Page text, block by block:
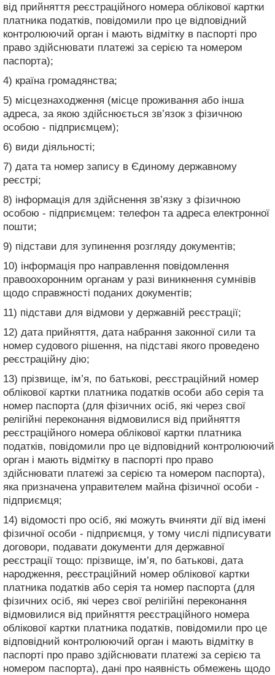
від прийняття реєстраційного номера облікової картки
платника податків, повідомили про це відповідний
контролюючий орган і мають відмітку в паспорті про
право здійснювати платежі за серією та номером
паспорта);
4) країна громадянства;
5) місцезнаходження (місце проживання або інша
адреса, за якою здійснюється зв’язок з фізичною
особою - підприємцем);
6) види діяльності;
7) дата та номер запису в Єдиному державному
реєстрі;
8) інформація для здійснення зв’язку з фізичною
особою - підприємцем: телефон та адреса електронної
пошти;
9) підстави для зупинення розгляду документів;
10) інформація про направлення повідомлення
правоохоронним органам у разі виникнення сумнівів
щодо справжності поданих документів;
11) підстави для відмови у державній реєстрації;
12) дата прийняття, дата набрання законної сили та
номер судового рішення, на підставі якого проведено
реєстраційну дію;
13) прізвище, ім’я, по батькові, реєстраційний номер
облікової картки платника податків особи або серія та
номер паспорта (для фізичних осіб, які через свої
релігійні переконання відмовилися від прийняття
реєстраційного номера облікової картки платника
податків, повідомили про це відповідний контролюючий
орган і мають відмітку в паспорті про право
здійснювати платежі за серією та номером паспорта),
яка призначена управителем майна фізичної особи -
підприємця;
14) відомості про осіб, які можуть вчиняти дії від імені
фізичної особи - підприємця, у тому числі підписувати
договори, подавати документи для державної
реєстрації тощо: прізвище, ім’я, по батькові, дата
народження, реєстраційний номер облікової картки
платника податків або серія та номер паспорта (для
фізичних осіб, які через свої релігійні переконання
відмовилися від прийняття реєстраційного номера
облікової картки платника податків, повідомили про це
відповідний контролюючий орган і мають відмітку в
паспорті про право здійснювати платежі за серією та
номером паспорта), дані про наявність обмежень щодо